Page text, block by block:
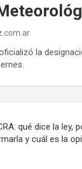
la
qué dice la ley,
y cuál es la